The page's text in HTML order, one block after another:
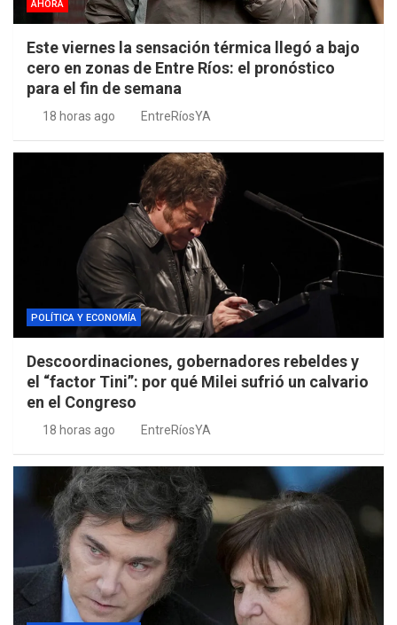
AHORA
Este viernes la sensación térmica llegó a bajo
cero en zonas de Entre Ríos: el pronóstico
para el fin de semana
18 horas ago EntreRíosYA
POLÍTICA Y ECONOMÍA
Descoordinaciones, gobernadores rebeldes y
el “factor Tini”: por qué Milei sufrió un calvario
en el Congreso
18 horas ago EntreRíosYA